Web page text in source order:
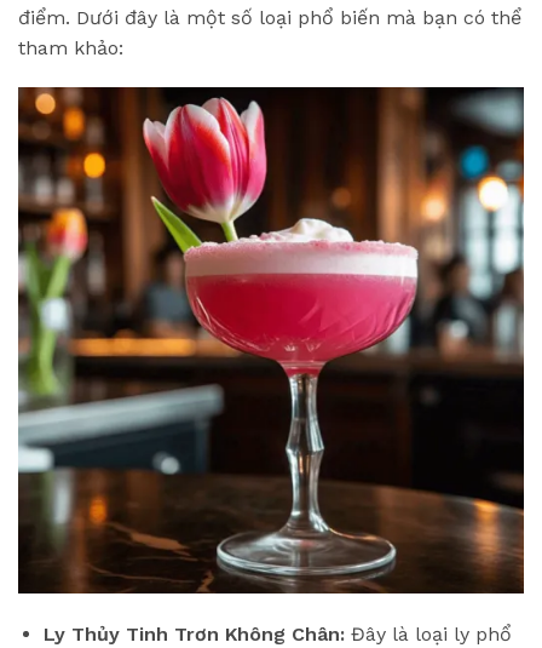
điểm. Dưới đây là một số loại phổ biến mà bạn có thể
tham khảo:
Ly Thủy Tinh Trơn Không Chân:Đây là loại ly phổ